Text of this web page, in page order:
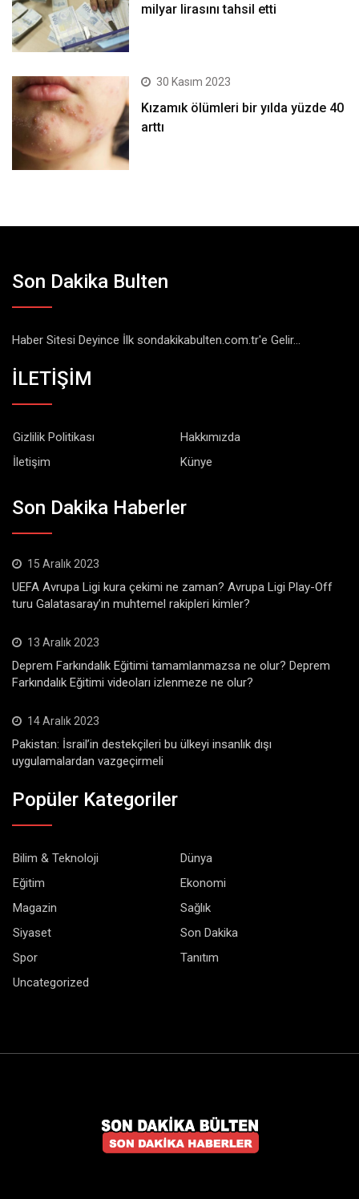
milyar lirasını tahsil etti
30 Kasım 2023
Kızamık ölümleri bir yılda yüzde 40
arttı
Son Dakika Bulten
Haber Sitesi Deyince İlk sondakikabulten.com.tr'e Gelir...
İLETİŞİM
Gizlilik Politikası
Hakkımızda
İletişim
Künye
Son Dakika Haberler
15 Aralık 2023
UEFA Avrupa Ligi kura çekimi ne zaman? Avrupa Ligi Play-Off
turu Galatasaray’ın muhtemel rakipleri kimler?
13 Aralık 2023
Deprem Farkındalık Eğitimi tamamlanmazsa ne olur? Deprem
Farkındalık Eğitimi videoları izlenmeze ne olur?
14 Aralık 2023
Pakistan: İsrail’in destekçileri bu ülkeyi insanlık dışı
uygulamalardan vazgeçirmeli
Popüler Kategoriler
Bilim & Teknoloji
Dünya
Eğitim
Ekonomi
Magazin
Sağlık
Siyaset
Son Dakika
Spor
Tanıtım
Uncategorized